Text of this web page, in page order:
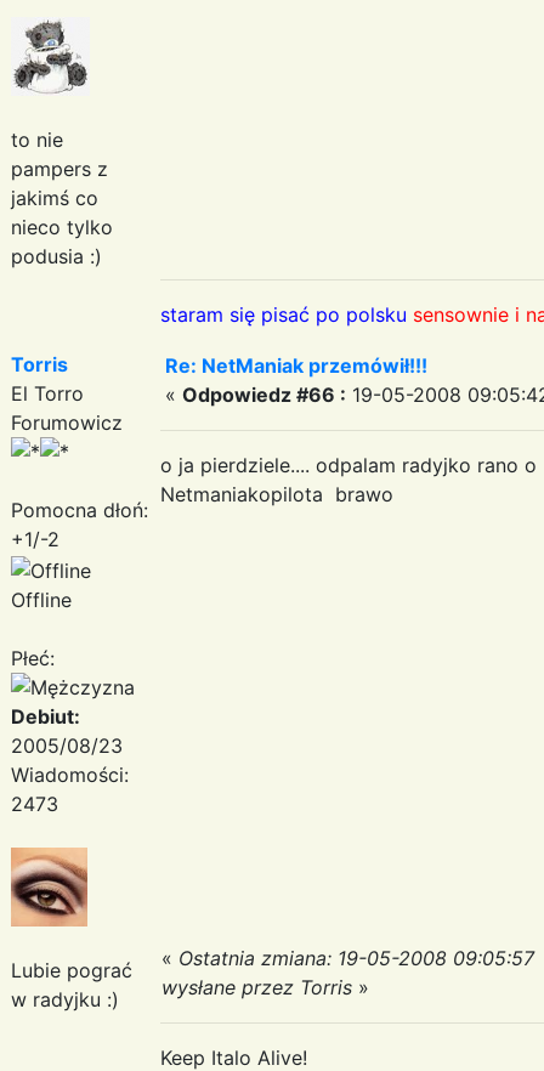
to nie
pampers z
jakimś co
nieco tylko
podusia :)
staram się pisać po polsku sensownie i
Torris
El Torro
Forumowicz
Pomocna dłoń:
+1/-2
Offline
Płeć:
Debiut:
2005/08/23
Wiadomości:
2473
Lubie pograć
w radyjku :)
Re: NetManiak przemówił!!!
« Odpowiedz #66 : 19-05-2008
o ja pierdziele.... odpalam radyjko rano
Netmaniakopilota brawo
« Ostatnia zmiana: 19-05-2008 09:05:57
wysłane przez Torris »
Keep Italo Alive!